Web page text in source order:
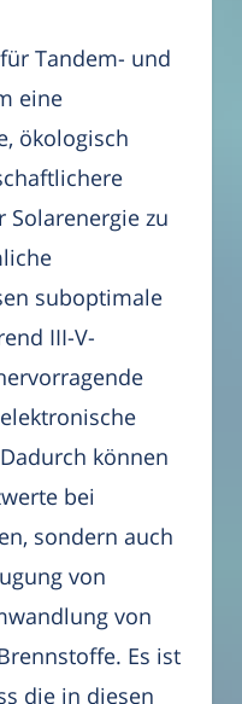
Tandem- und
eine
ökologisch
Solarenergie zu
suboptimale
III-V-
können
bei
sondern auch
von
von
Es ist
die in diesen